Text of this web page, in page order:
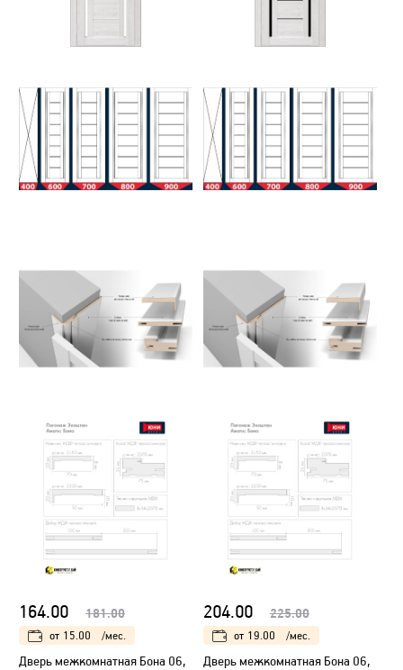
164.00 181.00
от 15.00 /мес.
Дверь межкомнатная Бона 06,
204.00 225.00
от 19.00 /мес.
Дверь межкомнатная Бона 06,